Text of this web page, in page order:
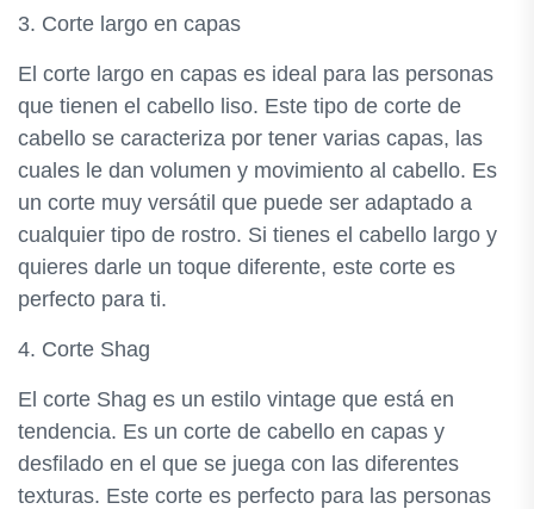
3. Corte largo en capas
El corte largo en capas es ideal para las personas
que tienen el cabello liso. Este tipo de corte de
cabello se caracteriza por tener varias capas, las
cuales le dan volumen y movimiento al cabello. Es
un corte muy versátil que puede ser adaptado a
cualquier tipo de rostro. Si tienes el cabello largo y
quieres darle un toque diferente, este corte es
perfecto para ti.
4. Corte Shag
El corte Shag es un estilo vintage que está en
tendencia. Es un corte de cabello en capas y
desfilado en el que se juega con las diferentes
texturas. Este corte es perfecto para las personas